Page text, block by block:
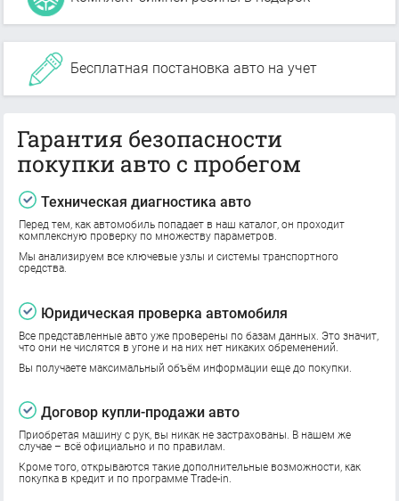
Бесплатная постановка авто на учет
Гарантия безопасности
покупки авто с пробегом
Техническая диагностика авто
Перед тем, как автомобиль попадает в наш каталог, он проходит
комплексную проверку по множеству параметров.
Мы анализируем все ключевые узлы и системы транспортного
средства.
Юридическая проверка автомобиля
Все представленные авто уже проверены по базам данных. Это значит,
что они не числятся в угоне и на них нет никаких обременений.
Вы получаете максимальный объём информации еще до покупки.
Договор купли-продажи авто
Приобретая машину с рук, вы никак не застрахованы. В нашем же
случае – всё официально и по правилам.
Кроме того, открываются такие дополнительные возможности, как
покупка в кредит и по программе Trade-in.